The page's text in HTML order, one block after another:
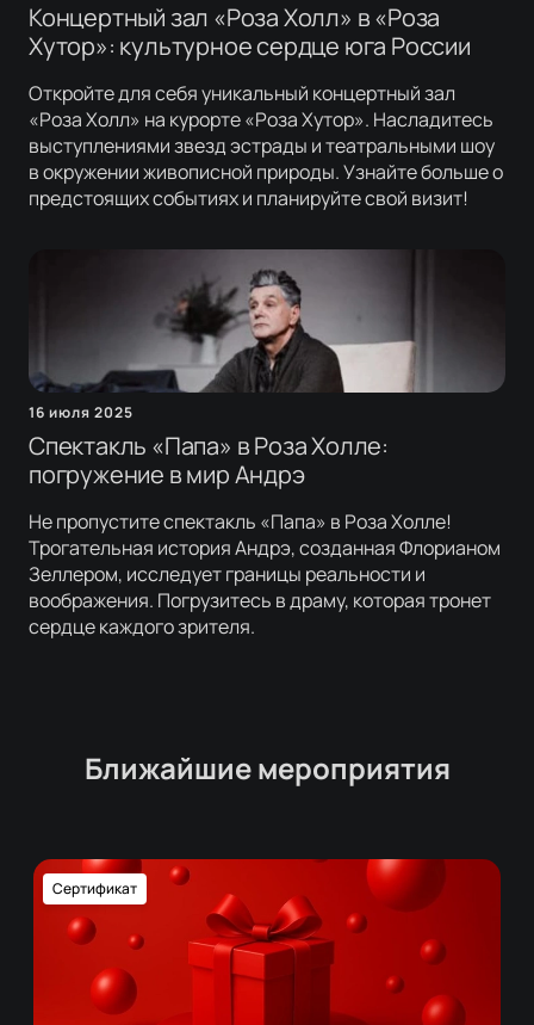
Концертный зал «Роза Холл» в «Роза
Хутор»: культурное сердце юга России
Откройте для себя уникальный концертный зал
«Роза Холл» на курорте «Роза Хутор». Насладитесь
выступлениями звезд эстрады и театральными шоу
в окружении живописной природы. Узнайте больше о
предстоящих событиях и планируйте свой визит!
16 июля 2025
Спектакль «Папа» в Роза Холле:
погружение в мир Андрэ
Не пропустите спектакль «Папа» в Роза Холле!
Трогательная история Андрэ, созданная Флорианом
Зеллером, исследует границы реальности и
воображения. Погрузитесь в драму, которая тронет
сердце каждого зрителя.
Ближайшие мероприятия
Сертификат